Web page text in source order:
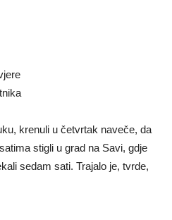
krenuli u četvrtak naveče, da
stigli u grad na Savi, gdje
sedam sati. Trajalo je, tvrde,